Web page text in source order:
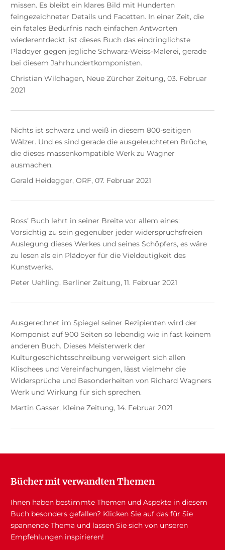
missen. Es bleibt ein klares Bild mit Hunderten
feingezeichneter Details und Facetten. In einer Zeit, die
ein fatales Bedürfnis nach einfachen Antworten
wiederentdeckt, ist dieses Buch das eindringlichste
Plädoyer gegen jegliche Schwarz-Weiss-Malerei, gerade
bei diesem Jahrhundertkomponisten.
Christian Wildhagen, Neue Zürcher Zeitung, 03. Februar
2021
Nichts ist schwarz und weiß in diesem 800-seitigen
Wälzer. Und es sind gerade die ausgeleuchteten Brüche,
die dieses massenkompatible Werk zu Wagner
ausmachen.
Gerald Heidegger, ORF, 07. Februar 2021
Ross’ Buch lehrt in seiner Breite vor allem eines:
Vorsichtig zu sein gegenüber jeder widerspruchsfreien
Auslegung dieses Werkes und seines Schöpfers, es wäre
zu lesen als ein Plädoyer für die Vieldeutigkeit des
Kunstwerks.
Peter Uehling, Berliner Zeitung, 11. Februar 2021
Ausgerechnet im Spiegel seiner Rezipienten wird der
Komponist auf 900 Seiten so lebendig wie in fast keinem
anderen Buch. Dieses Meisterwerk der
Kulturgeschichtsschreibung verweigert sich allen
Klischees und Vereinfachungen, lässt vielmehr die
Widersprüche und Besonderheiten von Richard Wagners
Werk und Wirkung für sich sprechen.
Martin Gasser, Kleine Zeitung, 14. Februar 2021
Bücher mit verwandten Themen
Ihnen haben bestimmte Themen und Aspekte in diesem
Buch besonders gefallen? Klicken Sie auf das für Sie
spannende Thema und lassen Sie sich von unseren
Empfehlungen inspirieren!